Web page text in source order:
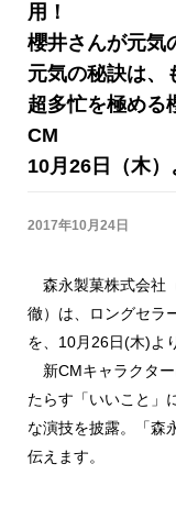
用！
櫻井さんが元気
元気の秘訣は、
超多忙を極める
CM
10月26日（木
2017年10月24日
森永製菓株式会社
徹）は、ロングセラ
を、10月26日(木)よ
新CMキャラクター
たらす「いいこと」
な演技を披露。「森
伝えます。